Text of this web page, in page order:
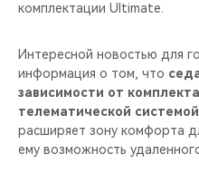
комплектации Ultimate.
Интересной новостью для
информация о том, что
зависимости от
телематической системой
расширяет зону комфорта
ему возможность